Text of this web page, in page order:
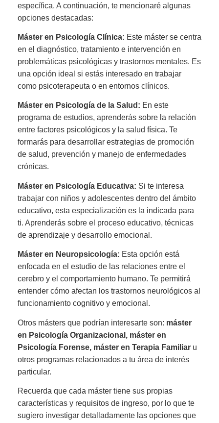
específica. A continuación, te mencionaré algunas
opciones destacadas:
Máster en Psicología Clínica: Este máster se centra
en el diagnóstico, tratamiento e intervención en
problemáticas psicológicas y trastornos mentales. Es
una opción ideal si estás interesado en trabajar
como psicoterapeuta o en entornos clínicos.
Máster en Psicología de la Salud: En este
programa de estudios, aprenderás sobre la relación
entre factores psicológicos y la salud física. Te
formarás para desarrollar estrategias de promoción
de salud, prevención y manejo de enfermedades
crónicas.
Máster en Psicología Educativa: Si te interesa
trabajar con niños y adolescentes dentro del ámbito
educativo, esta especialización es la indicada para
ti. Aprenderás sobre el proceso educativo, técnicas
de aprendizaje y desarrollo emocional.
Máster en Neuropsicología: Esta opción está
enfocada en el estudio de las relaciones entre el
cerebro y el comportamiento humano. Te permitirá
entender cómo afectan los trastornos neurológicos al
funcionamiento cognitivo y emocional.
Otros másters que podrían interesarte son: máster
en Psicología Organizacional, máster en
Psicología Forense, máster en Terapia Familiaru
otros programas relacionados a tu área de interés
particular.
Recuerda que cada máster tiene sus propias
características y requisitos de ingreso, por lo que te
sugiero investigar detalladamente las opciones que